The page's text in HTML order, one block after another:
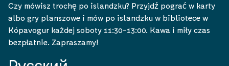
Czy mówisz trochę po islandzku? Przyjdź pograć w karty
albo gry planszowe i mów po islandzku w bibliotece w
Kópavogur każdej soboty 11:30-13:00. Kawa i miły czas
bezpłatnie. Zapraszamy!